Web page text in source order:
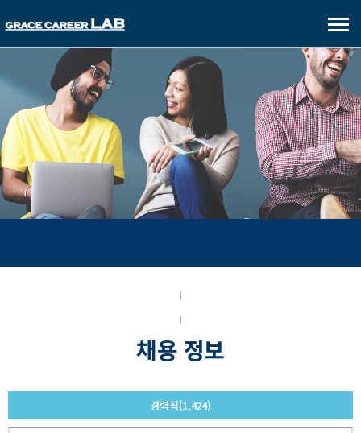
메
보
기
FOR CANDIDATES
채용 정보
경력직(1,424)